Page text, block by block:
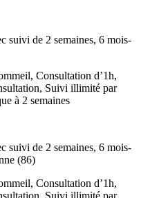
suivi de 2 semaines, 6 mois-
Consultation d’1h,
Suivi illimité par
à 2 semaines
suivi de 2 semaines, 6 mois-
(86)
Consultation d’1h,
Suivi illimité par